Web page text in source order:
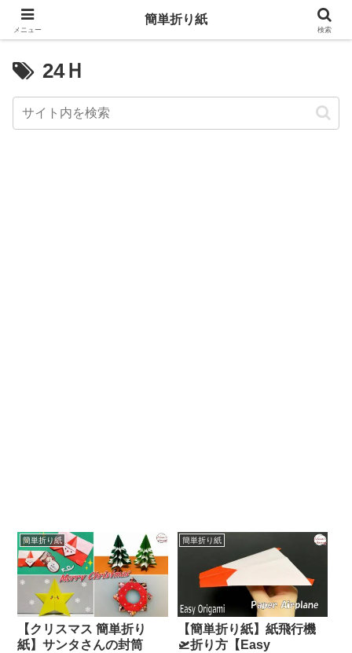
24Ｈ
簡単折り紙
【クリスマス 簡単折り
紙】サンタさんの封筒
簡単折り紙
【簡単折り紙】紙飛行機
🛫折り方【Easy
メニュー
簡単折り紙
検索